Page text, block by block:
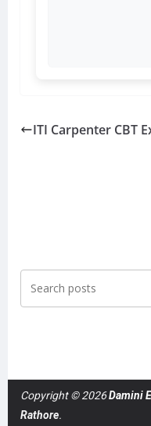
ITI Carpenter CBT
Copyright © 2026Damini
Rathore.